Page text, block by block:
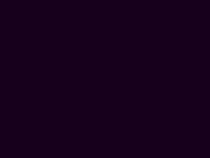
in perfekter
hochqualitative
bedeutet, dass neben